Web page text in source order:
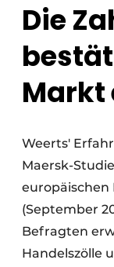
Die
Markt
Weerts'
Maersk-
europäischen
(September
Befragten
Handelszölle